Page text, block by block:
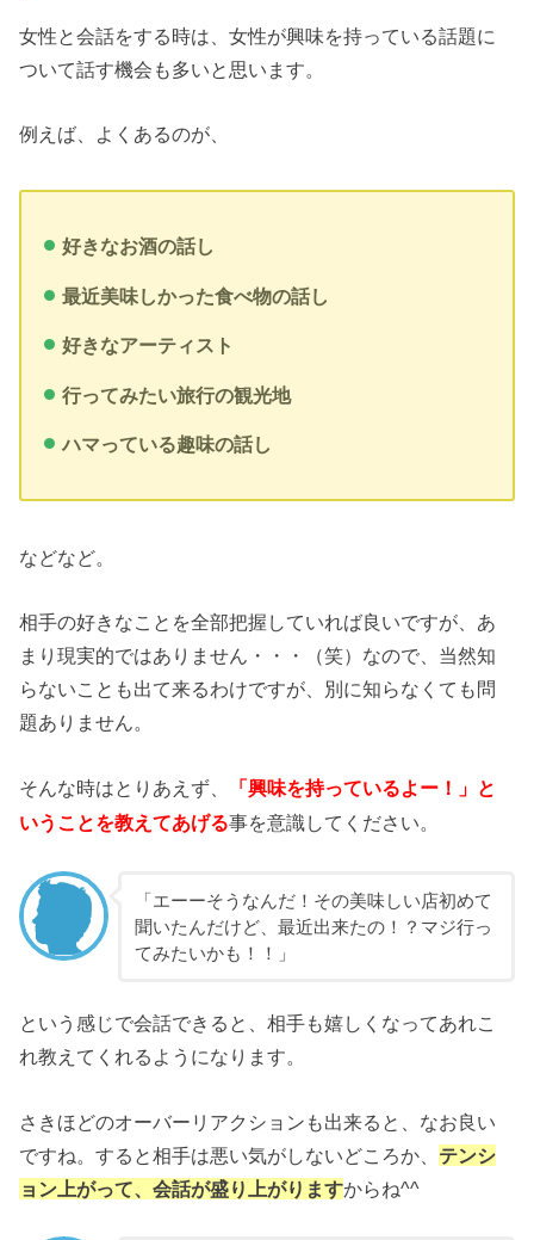
女性と会話をする時は、女性が興味を持っている話題に
ついて話す機会も多いと思います。
例えば、よくあるのが、
好きなお酒の話し
最近美味しかった食べ物の話し
好きなアーティスト
行ってみたい旅行の観光地
ハマっている趣味の話し
などなど。
相手の好きなことを全部把握していれば良いですが、あ
まり現実的ではありません・・・（笑）なので、当然知
らないことも出て来るわけですが、別に知らなくても問
題ありません。
そんな時はとりあえず、
「興味を持っているよー！」と
いうことを教えてあげる事を意識してください。
「エーーそうなんだ！その美味しい店初めて
聞いたんだけど、最近出来たの！？マジ行っ
てみたいかも！！」
という感じで会話できると、相手も嬉しくなってあれこ
れ教えてくれるようになります。
さきほどのオーバーリアクションも出来ると、なお良い
ですね。すると相手は悪い気がしないどころか、 テンシ
ョン上がって、会話が盛り上がりますからね^^